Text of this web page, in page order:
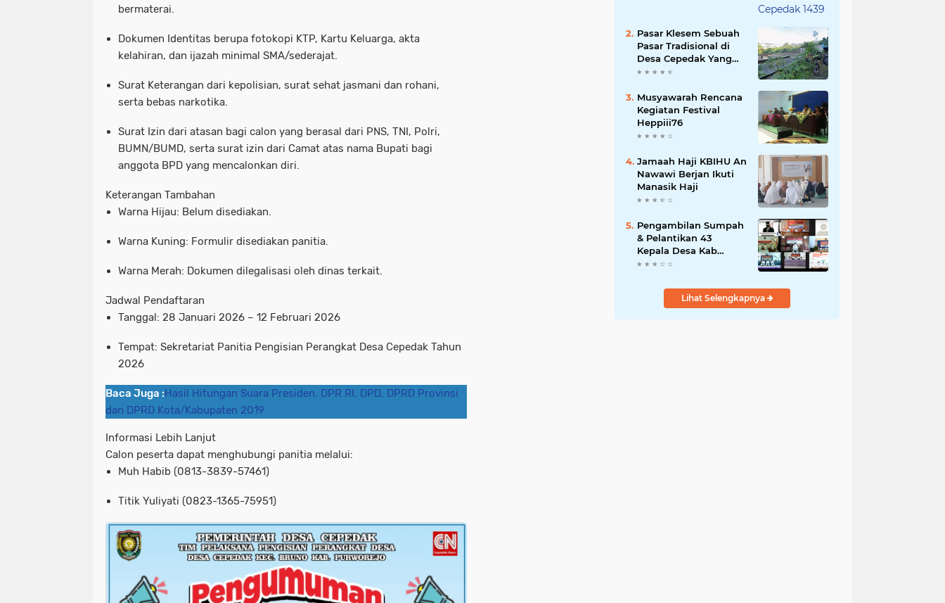
bermaterai.
Dokumen Identitas berupa fotokopi KTP, Kartu Keluarga, akta
kelahiran, dan ijazah minimal SMA/sederajat.
Surat Keterangan dari kepolisian, surat sehat jasmani dan rohani,
serta bebas narkotika.
Surat Izin dari atasan bagi calon yang berasal dari PNS, TNI, Polri,
BUMN/BUMD, serta surat izin dari Camat atas nama Bupati bagi
anggota BPD yang mencalonkan diri.
Keterangan Tambahan
Warna Hijau: Belum disediakan.
Warna Kuning: Formulir disediakan panitia.
Warna Merah: Dokumen dilegalisasi oleh dinas terkait.
Jadwal Pendaftaran
Tanggal: 28 Januari 2026 – 12 Februari 2026
Tempat: Sekretariat Panitia Pengisian Perangkat Desa Cepedak Tahun
2026
Baca Juga :Hasil Hitungan Suara Presiden, DPR RI, DPD, DPRD Provinsi
dan DPRD Kota/Kabupaten 2019
Informasi Lebih Lanjut
Calon peserta dapat menghubungi panitia melalui:
Muh Habib (0813-3839-57461)
Titik Yuliyati (0823-1365-75951)
Pasar Klesem Sebuah
Pasar Tradisional di
Desa Cepedak Yang
Legendaris
Musyawarah Rencana
Kegiatan Festival
Heppiii76
Jamaah Haji KBIHU An
Nawawi Berjan Ikuti
Manasik Haji
Pengambilan Sumpah
& Pelantikan 43
Kepala Desa Kab
Purworejo 2021
Lihat Selengkapnya